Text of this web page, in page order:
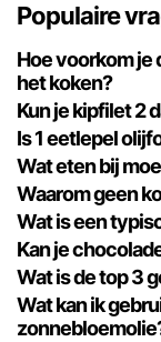
Populaire
Hoe voorkom je
het koken?
Kun je kipfilet 2
Is 1 eetlepel
Wat eten bij
Waarom geen
Wat is een
Kan je
Wat is de top 3
Wat kan ik